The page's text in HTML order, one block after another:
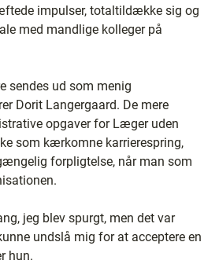
impulser, totaltildække sig og
med mandlige kolleger på
sendes ud som menig
Dorit Langergaard. De mere
opgaver for Læger uden
som kærkomne karrierespring,
forpligtelse, når man som
jeg blev spurgt, men det var
undslå mig for at acceptere en
hun.